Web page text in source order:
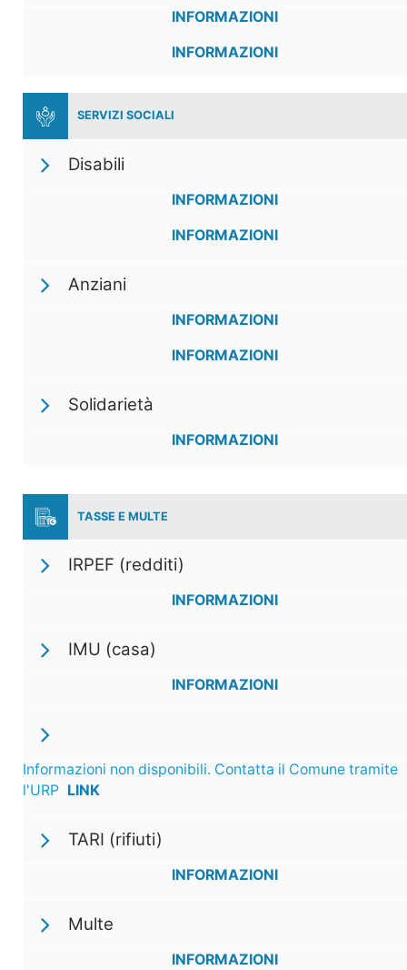
INFORMAZIONI
INFORMAZIONI
SERVIZI SOCIALI
Disabili
INFORMAZIONI
INFORMAZIONI
Anziani
INFORMAZIONI
INFORMAZIONI
Solidarietà
INFORMAZIONI
TASSE E MULTE
IRPEF (redditi)
INFORMAZIONI
IMU (casa)
INFORMAZIONI
Informazioni non disponibili. Contatta il Comune tramite
l'URP LINK
TARI (rifiuti)
INFORMAZIONI
Multe
INFORMAZIONI